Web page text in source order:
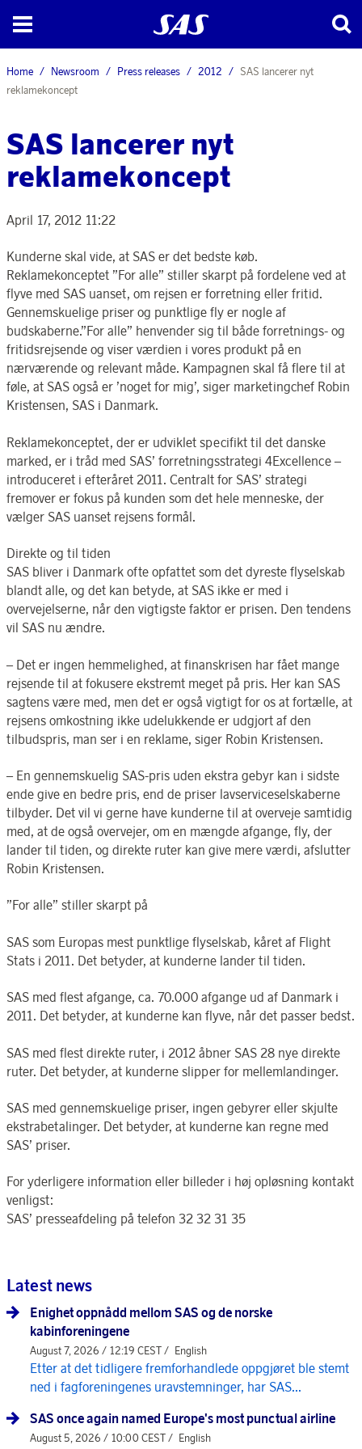
Home Newsroom Press releases 2012
SAS lancerer nyt
reklamekoncept
SAS lancerer nyt
reklamekoncept
April 17, 2012 11:22
Kunderne skal vide, at SAS er det bedste køb.
Reklamekonceptet ”For alle” stiller skarpt på fordelene ved at
flyve med SAS uanset, om rejsen er forretning eller fritid.
Gennemskuelige priser og punktlige fly er nogle af
budskaberne.”For alle” henvender sig til både forretnings- og
fritidsrejsende og viser værdien i vores produkt på en
nærværende og relevant måde. Kampagnen skal få flere til at
føle, at SAS også er ’noget for mig’, siger marketingchef Robin
Kristensen, SAS i Danmark.
Reklamekonceptet, der er udviklet specifikt til det danske
marked, er i tråd med SAS’ forretningsstrategi 4Excellence –
introduceret i efteråret 2011. Centralt for SAS’ strategi
fremover er fokus på kunden som det hele menneske, der
vælger SAS uanset rejsens formål.
Direkte og til tiden
SAS bliver i Danmark ofte opfattet som det dyreste flyselskab
blandt alle, og det kan betyde, at SAS ikke er med i
overvejelserne, når den vigtigste faktor er prisen. Den tendens
vil SAS nu ændre.
– Det er ingen hemmelighed, at finanskrisen har fået mange
rejsende til at fokusere ekstremt meget på pris. Her kan SAS
sagtens være med, men det er også vigtigt for os at fortælle, at
rejsens omkostning ikke udelukkende er udgjort af den
tilbudspris, man ser i en reklame, siger Robin Kristensen.
– En gennemskuelig SAS-pris uden ekstra gebyr kan i sidste
ende give en bedre pris, end de priser lavserviceselskaberne
tilbyder. Det vil vi gerne have kunderne til at overveje samtidig
med, at de også overvejer, om en mængde afgange, fly, der
lander til tiden, og direkte ruter kan give mere værdi, afslutter
Robin Kristensen.
”For alle” stiller skarpt på
SAS som Europas mest punktlige flyselskab, kåret af Flight
Stats i 2011. Det betyder, at kunderne lander til tiden.
SAS med flest afgange, ca. 70.000 afgange ud af Danmark i
2011. Det betyder, at kunderne kan flyve, når det passer bedst.
SAS med flest direkte ruter, i 2012 åbner SAS 28 nye direkte
ruter. Det betyder, at kunderne slipper for mellemlandinger.
SAS med gennemskuelige priser, ingen gebyrer eller skjulte
ekstrabetalinger. Det betyder, at kunderne kan regne med
SAS’ priser.
For yderligere information eller billeder i høj opløsning kontakt
venligst:
SAS’ presseafdeling på telefon 32 32 31 35
Latest news
Enighet oppnådd mellom SAS og de norske
kabinforeningene
August 7, 2026 / 12:19 CEST / English
Etter at det tidligere fremforhandlede oppgjøret ble stemt
ned i fagforeningenes uravstemninger, har SAS...
SAS once again named Europe's most punctual airline
August 5, 2026 / 10:00 CEST / English